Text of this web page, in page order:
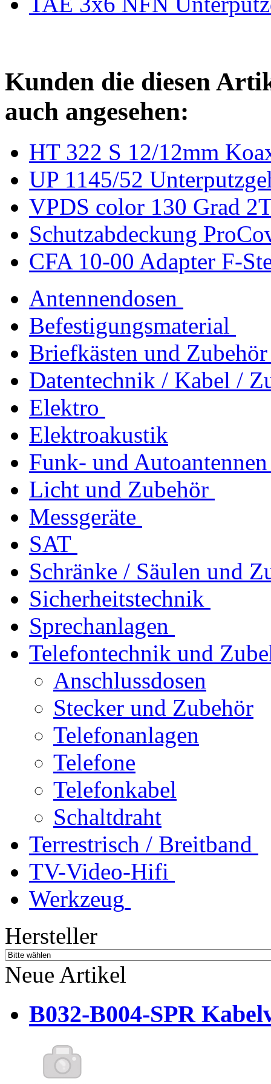
Kunden die diesen
auch angesehen:
HT 322 S 12/12mm
UP 1145/52
VPDS color 130 Grad
Schutzabdeckung
CFA 10-00 Adapter F-
Antennendosen
Befestigungsmaterial
Briefkästen und Zubehör
Datentechnik / Kabel /
Elektro
Elektroakustik
Funk- und Autoantennen
Licht und Zubehör
Messgeräte
SAT
Schränke / Säulen und
Sicherheitstechnik
Sprechanlagen
Telefontechnik und
Anschlussdosen
Stecker und Zubehör
Telefonanlagen
Telefone
Telefonkabel
Schaltdraht
Terrestrisch / Breitband
TV-Video-Hifi
Werkzeug
Hersteller
Neue Artikel
B032-B004-SPR